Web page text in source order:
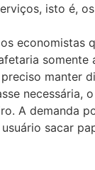
isto é,
manter
A demanda
sacar